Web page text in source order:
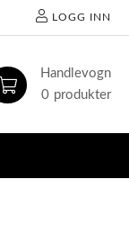
LOGG INN
0